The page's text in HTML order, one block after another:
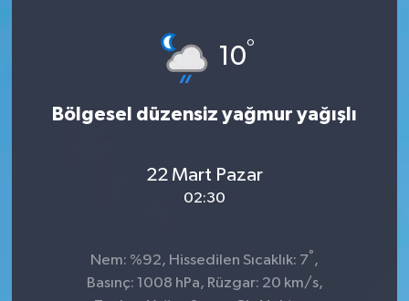
10°
Bölgesel düzensiz yağmur yağışlı
22 Mart Pazar
02:30
Nem: %92, Hissedilen Sıcaklık: 7° ,
Basınç: 1008 hPa, Rüzgar: 20 km/s,
Yaşam